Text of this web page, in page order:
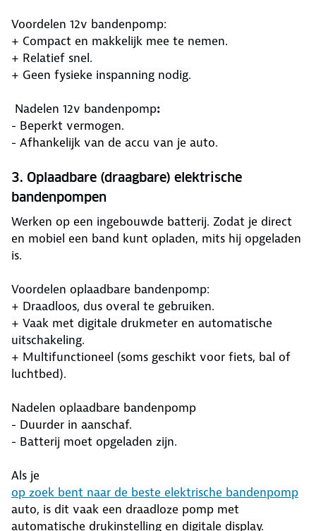
Voordelen 12v bandenpomp:
+ Compact en makkelijk mee te nemen.
+ Relatief snel.
+ Geen fysieke inspanning nodig.
Nadelen 12v bandenpomp:
- Beperkt vermogen.
- Afhankelijk van de accu van je auto.
3. Oplaadbare (draagbare) elektrische
bandenpompen
Werken op een ingebouwde batterij. Zodat je direct
en mobiel een band kunt opladen, mits hij opgeladen
is.
Voordelen oplaadbare bandenpomp:
+ Draadloos, dus overal te gebruiken.
+ Vaak met digitale drukmeter en automatische
uitschakeling.
+ Multifunctioneel (soms geschikt voor fiets, bal of
luchtbed).
Nadelen oplaadbare bandenpomp
- Duurder in aanschaf.
- Batterij moet opgeladen zijn.
Als je
op zoek bent naar de beste elektrische bandenpomp
auto, is dit vaak een draadloze pomp met
automatische drukinstelling en digitale display.